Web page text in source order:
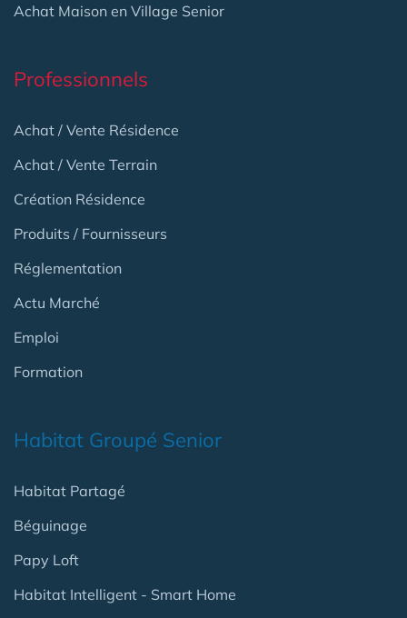
Achat Maison en Village Senior
Professionnels
Achat / Vente Résidence
Achat / Vente Terrain
Création Résidence
Produits / Fournisseurs
Réglementation
Actu Marché
Emploi
Formation
Habitat Groupé Senior
Habitat Partagé
Béguinage
Papy Loft
Habitat Intelligent - Smart Home